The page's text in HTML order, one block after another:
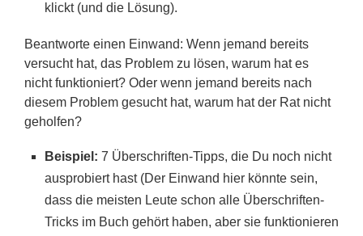
klickt (und die Lösung).
Beantworte einen Einwand: Wenn jemand bereits
versucht hat, das Problem zu lösen, warum hat es
nicht funktioniert? Oder wenn jemand bereits nach
diesem Problem gesucht hat, warum hat der Rat nicht
geholfen?
Beispiel: 7 Überschriften-Tipps, die Du noch nicht
ausprobiert hast (Der Einwand hier könnte sein,
dass die meisten Leute schon alle Überschriften-
Tricks im Buch gehört haben, aber sie funktionieren